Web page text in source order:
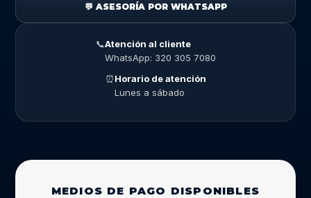
💬 ASESORÍA POR WHATSAPP
📞Atención al cliente
WhatsApp: 320 305 7080
⏰Horario de atención
Lunes a sábado
MEDIOS DE PAGO DISPONIBLES